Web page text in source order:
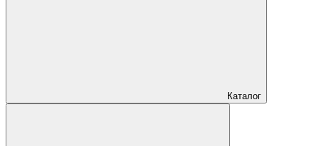
Каталог